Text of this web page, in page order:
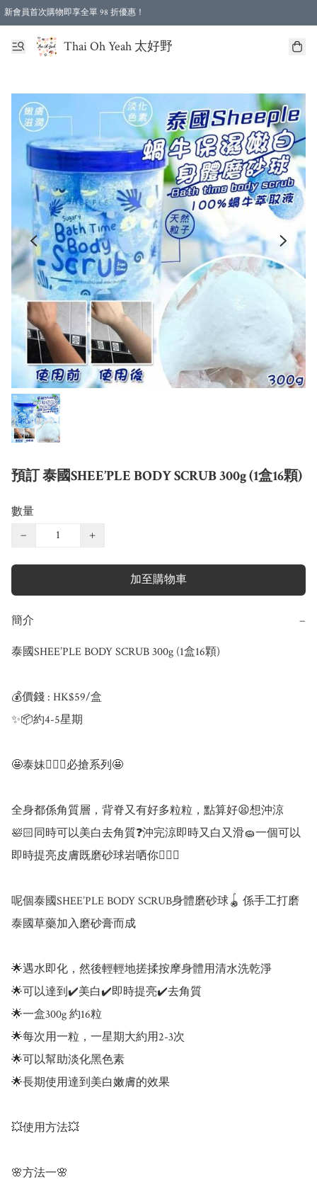
新會員首次購物即享全單 98 折優惠！
特選會員可享全單低至 96 折優惠！
Thai Oh Yeah 太好野
預訂 泰國SHEE’PLE BODY SCRUB 300g (1盒16顆)
數量
−
+
加至購物車
簡介 −
泰國SHEE’PLE BODY SCRUB 300g (1盒16顆)
💰價錢 : HK$59/盒
✨📦約4-5星期
🤩泰妹🙎🏽‍♀️必搶系列🤩
全身都係角質層，背脊又有好多粒粒，點算好😫想沖涼
🛀🏻同時可以美白去角質❓沖完涼即時又白又滑🧽一個可以
即時提亮皮膚既磨砂球岩哂你🧖🏻‍♀️
呢個泰國SHEE’PLE BODY SCRUB身體磨砂球🪀 係手工打磨
泰國草藥加入磨砂膏而成
🌟遇水即化，然後輕輕地搓揉按摩身體用清水洗乾淨
🌟可以達到✔️美白✔️即時提亮✔️去角質
🌟一盒300g 約16粒
🌟每次用一粒，一星期大約用2-3次
🌟可以幫助淡化黑色素
🌟長期使用達到美白嫩膚的效果
💥使用方法💥
🌸方法一🌸